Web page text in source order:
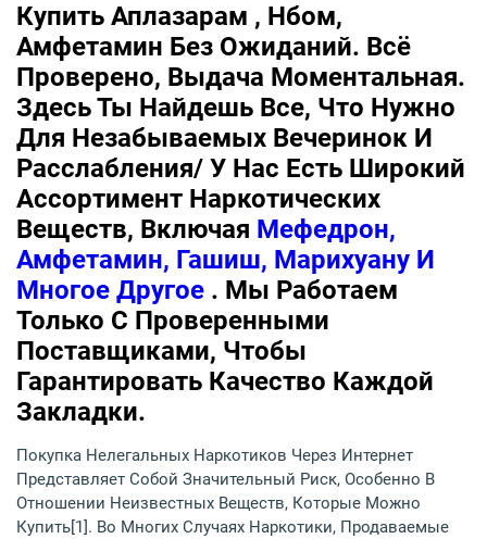
Купить Аплазарам , Нбом,
Амфетамин Без Ожиданий. Всё
Проверено, Выдача Моментальная.
Здесь Ты Найдешь Все, Что Нужно
Для Незабываемых Вечеринок И
Расслабления/ У Нас Есть Широкий
Ассортимент Наркотических
Веществ, Включая Мефедрон,
Амфетамин, Гашиш, Марихуану И
Многое Другое . Мы Работаем
Только С Проверенными
Поставщиками, Чтобы
Гарантировать Качество Каждой
Закладки.
Покупка Нелегальных Наркотиков Через Интернет
Представляет Собой Значительный Риск, Особенно В
Отношении Неизвестных Веществ, Которые Можно
Купить[1]. Во Многих Случаях Наркотики, Продаваемые